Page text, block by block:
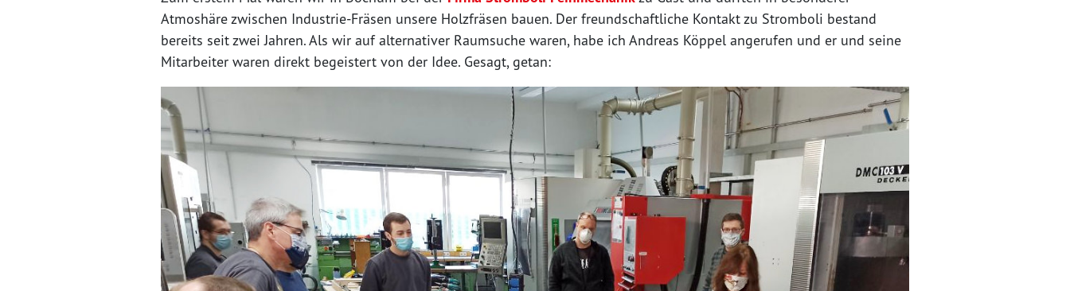
Atmoshäre zwischen Industrie-Fräsen unsere Holzfräsen bauen. Der freundschaftliche Kontakt zu Stromboli bestand
bereits seit zwei Jahren. Als wir auf alternativer Raumsuche waren, habe ich Andreas Köppel angerufen und er und seine
Mitarbeiter waren direkt begeistert von der Idee. Gesagt, getan: